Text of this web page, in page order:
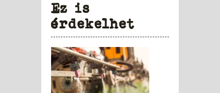
Ez is
érdekelhet